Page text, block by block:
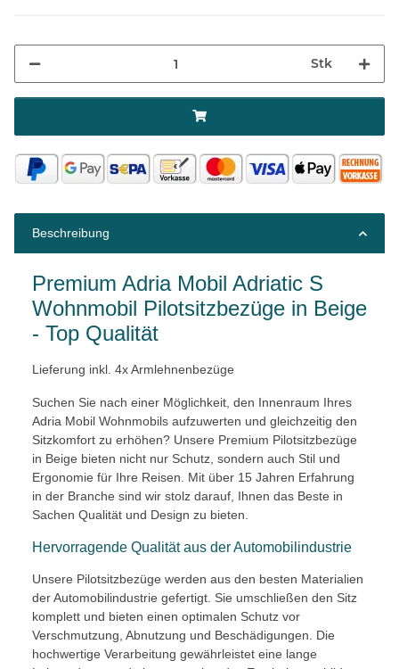
Stk
Beschreibung
Premium Adria Mobil Adriatic S
Wohnmobil Pilotsitzbezüge in Beige
- Top Qualität
Lieferung inkl. 4x Armlehnenbezüge
Suchen Sie nach einer Möglichkeit, den Innenraum Ihres
Adria Mobil Wohnmobils aufzuwerten und gleichzeitig den
Sitzkomfort zu erhöhen? Unsere Premium Pilotsitzbezüge
in Beige bieten nicht nur Schutz, sondern auch Stil und
Ergonomie für Ihre Reisen. Mit über 15 Jahren Erfahrung
in der Branche sind wir stolz darauf, Ihnen das Beste in
Sachen Qualität und Design zu bieten.
Hervorragende Qualität aus der Automobilindustrie
Unsere Pilotsitzbezüge werden aus den besten Materialien
der Automobilindustrie gefertigt. Sie umschließen den Sitz
komplett und bieten einen optimalen Schutz vor
Verschmutzung, Abnutzung und Beschädigungen. Die
hochwertige Verarbeitung gewährleistet eine lange